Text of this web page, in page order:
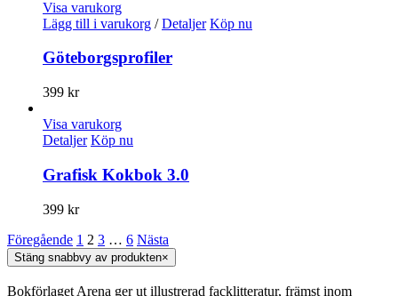
Visa varukorg
Lägg till i varukorg / Detaljer Köp nu
Göteborgsprofiler
399 kr
Visa varukorg
Detaljer Köp nu
Grafisk Kokbok 3.0
399 kr
Föregående 1 2 3 … 6 Nästa
Stäng snabbvy av produkten×
Bokförlaget Arena ger ut illustrerad facklitteratur, främst inom